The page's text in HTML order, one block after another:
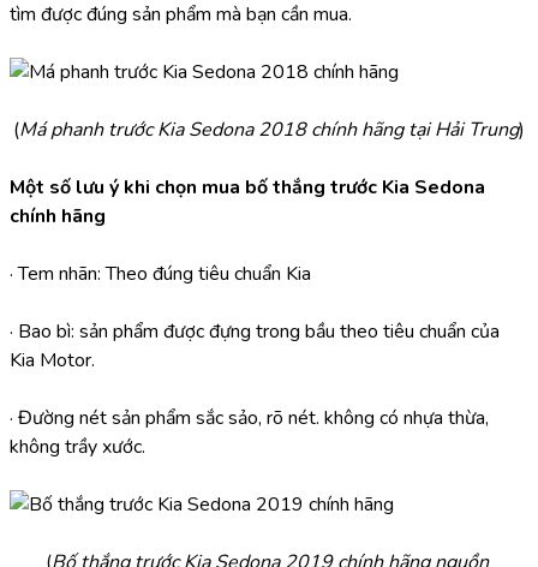
tìm được đúng sản phẩm mà bạn cần mua.
(Má phanh trước Kia Sedona 2018 chính hãng tại Hải Trung)
Một số lưu ý khi chọn mua bố thắng trước Kia Sedona
chính hãng
· Tem nhãn: Theo đúng tiêu chuẩn Kia
· Bao bì: sản phẩm được đựng trong bầu theo tiêu chuẩn của
Kia Motor.
· Đường nét sản phẩm sắc sảo, rõ nét. không có nhựa thừa,
không trầy xước.